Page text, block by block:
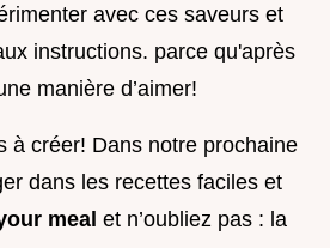
avec ces saveurs et
instructions. parce qu'après
manière d’aimer!
à créer! Dans notre prochaine
dans les recettes faciles et
meal et n’oubliez pas : la